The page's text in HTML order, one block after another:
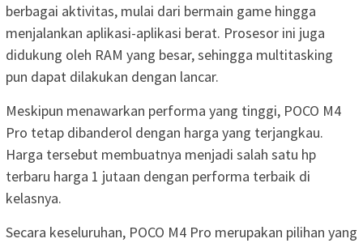
berbagai aktivitas, mulai dari bermain game hingga
menjalankan aplikasi-aplikasi berat. Prosesor ini juga
didukung oleh RAM yang besar, sehingga multitasking
pun dapat dilakukan dengan lancar.
Meskipun menawarkan performa yang tinggi, POCO M4
Pro tetap dibanderol dengan harga yang terjangkau.
Harga tersebut membuatnya menjadi salah satu hp
terbaru harga 1 jutaan dengan performa terbaik di
kelasnya.
Secara keseluruhan, POCO M4 Pro merupakan pilihan yang